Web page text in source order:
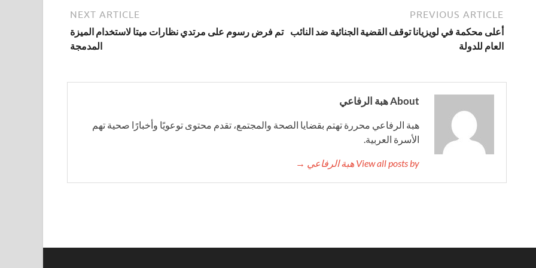
PREVIOUS ARTICLE
أعلى محكمة في لويزيانا توقف القضية الجنائية ضد النائب
العام للدولة
NEXT ARTICLE
تم فرض رسوم على مرتدي نظارات ميتا لاستخدام الميزة
المدمجة
About هبة الرفاعي
هبة الرفاعي محررة تهتم بقضايا الصحة والمجتمع، تقدم محتوى توعويًا وأخبارًا صحية تهم
الأسرة العربية.
View all posts by هبة الرفاعي →